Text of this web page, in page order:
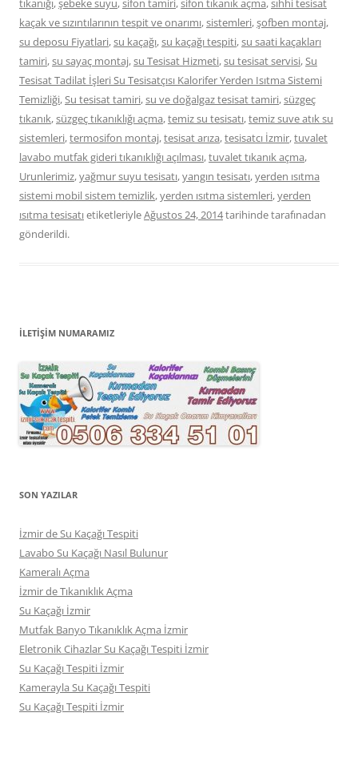
tıkanığı,şebeke suyu,sifon tamiri,sifon tıkanık açma,sıhhi tesisat
kaçak ve sızıntılarının tespit ve onarımı,sistemleri,şofben montaj,
su deposu Fiyatlari,su kaçağı,su kaçağı tespiti,su saati kaçakları
tamiri,su sayaç montaj,su Tesisat Hizmeti,su tesisat servisi,Su
Tesisat Tadilat İşleri Su Tesisatçısı Kalorifer Yerden Isıtma Sistemi
Temizliği,Su tesisat tamiri,su ve doğalgaz tesisat tamiri,süzgeç
tıkanık,süzgeç tıkanıklığı açma,temiz su tesisatı,temiz suve atık su
sistemleri,termosifon montaj,tesisat arıza,tesisatcı İzmir,tuvalet
lavabo mutfak gideri tıkanıklığı açılması,tuvalet tıkanık açma,
Urunlerimiz,yağmur suyu tesisatı,yangın tesisatı,yerden ısıtma
sistemi mobil sistem temizlik,yerden ısıtma sistemleri,yerden
ısıtma tesisatıetiketleriyleAğustos 24, 2014tarihindetarafınadan
gönderildi.
İLETİŞİM NUMARAMIZ
SON YAZILAR
İzmir de Su Kaçağı Tespiti
Lavabo Su Kaçağı Nasıl Bulunur
Kameralı Açma
İzmir de Tıkanıklık Açma
Su Kaçağı İzmir
Mutfak Banyo Tıkanıklık Açma İzmir
Eletronik Cihazlar Su Kaçağı Tespiti İzmir
Su Kaçağı Tespiti İzmir
Kamerayla Su Kaçağı Tespiti
Su Kaçağı Tespiti İzmir